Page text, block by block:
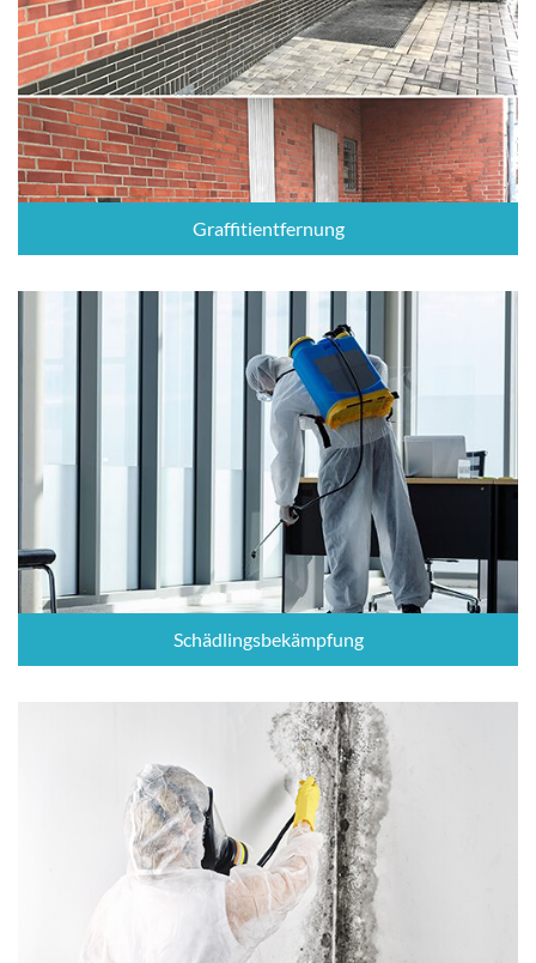
Graffitientfernung
Schädlingsbekämpfung